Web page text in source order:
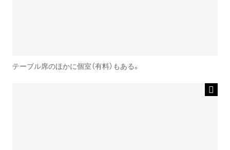
テーブル席のほかに個室（有料）もある。